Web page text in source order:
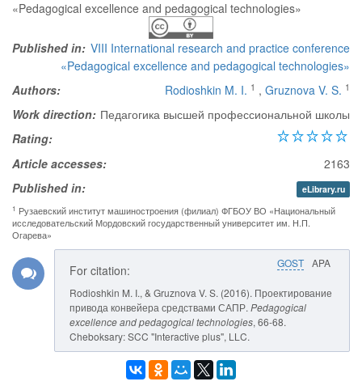
Published in: VIII International research and practice conference
«Pedagogical excellence and pedagogical technologies»
Authors:
Rodioshkin M. I. 1 , Gruznova V. S. 1
Work direction: Педагогика высшей профессиональной школы
Rating:
Article accesses:
2163
Published in:
eLibrary.ru
1 Рузаевский институт машиностроения (филиал) ФГБОУ ВО «Национальный
исследовательский Мордовский государственный университет им. Н.П.
Огарева»
GOST APA
For citation:
Rodioshkin M. I., & Gruznova V. S. (2016). Проектирование
привода конвейера средствами САПР. Pedagogical
excellence and pedagogical technologies, 66-68.
Cheboksary: SCC "Interactive plus", LLC.